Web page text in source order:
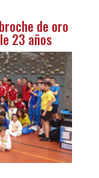
de oro
23 años